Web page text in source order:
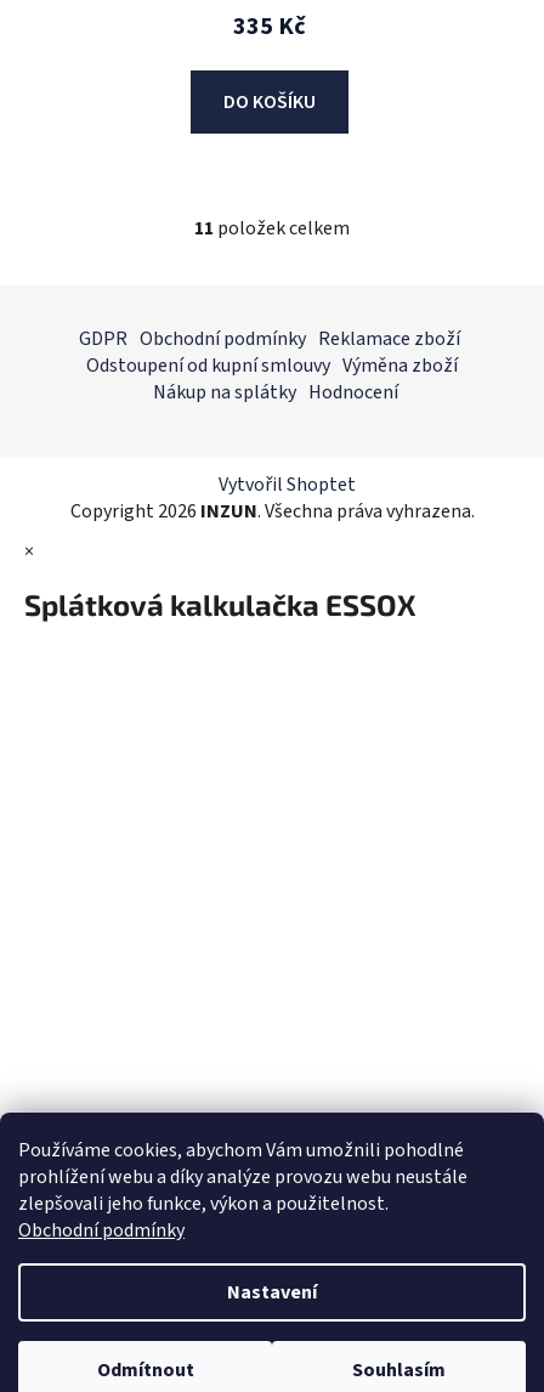
Používáme cookies, abychom Vám umožnili pohodlné
prohlížení webu a díky analýze provozu webu neustále
zlepšovali jeho funkce, výkon a použitelnost.
Obchodní podmínky
Nastavení
Odmítnout Souhlasím
335 Kč
DO KOŠÍKU
O
d
a
c
r
v
v
ý
11 položek celkem
GDPR Obchodní podmínky Reklamace zboží
Odstoupení od kupní smlouvy Výměna zboží
Nákup na splátky Hodnocení
Vytvořil Shoptet
Copyright 2026 INZUN. Všechna práva vyhrazena.
×
Splátková kalkulačka ESSOX